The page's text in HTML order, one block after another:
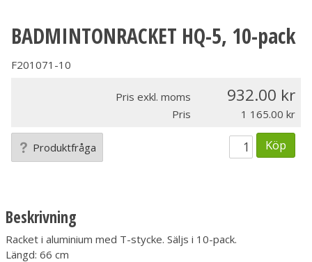
BADMINTONRACKET HQ-5, 10-pack
F201071-10
Pris exkl. moms 932.00
Pris 1 165.00
Produktfråga Köp
Beskrivning
Racket i aluminium med T-stycke. Säljs i 10-pack.
Längd: 66 cm